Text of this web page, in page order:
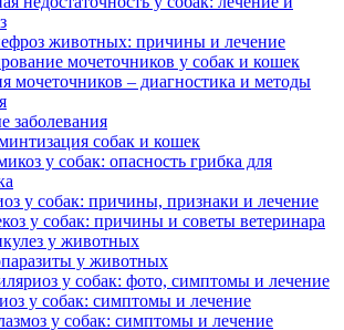
животных: причины и лечение
мочеточников у собак и кошек
мочеточников – диагностика и методы
заболевания
собак и кошек
у собак: опасность грибка для
у собак: причины, признаки и лечение
у собак: причины и советы ветеринара
у животных
у животных
у собак: фото, симптомы и лечение
у собак: симптомы и лечение
у собак: симптомы и лечение